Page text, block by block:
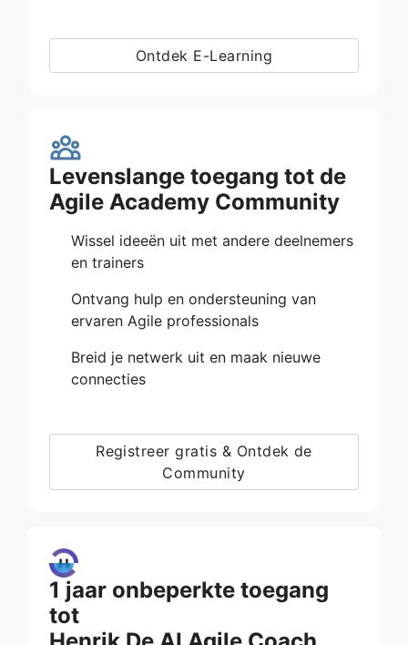
Ontdek E-Learning
Levenslange toegang tot de
Agile Academy Community
Wissel ideeën uit met andere deelnemers
en trainers
Ontvang hulp en ondersteuning van
ervaren Agile professionals
Breid je netwerk uit en maak nieuwe
connecties
Registreer gratis & Ontdek de
Community
1 jaar onbeperkte toegang
tot